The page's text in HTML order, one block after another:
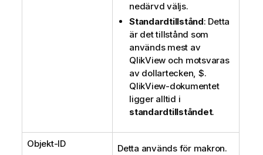
nedärvd väljs.
Standardtillstånd: Detta
är det tillstånd som
används mest av
QlikView och motsvaras
av dollartecken, $.
QlikView-dokumentet
ligger alltid i
standardtillståndet.
Objekt-ID
Detta används för makron.